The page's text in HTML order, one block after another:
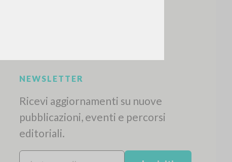
NEWSLETTER
Ricevi aggiornamenti su nuove
pubblicazioni, eventi e percorsi
editoriali.